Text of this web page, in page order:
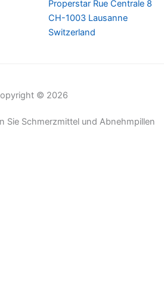
Properstar Rue Centrale 8
CH-1003 Lausanne
Switzerland
© 2026
Sie Schmerzmittel und Abnehmpillen